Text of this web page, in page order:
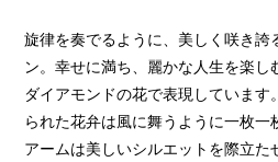
旋律を奏でるように、美しく咲き誇
ン。幸せに満ち、麗かな人生を楽し
ダイアモンドの花で表現しています
られた花弁は風に舞うように一枚一
アームは美しいシルエットを際立た